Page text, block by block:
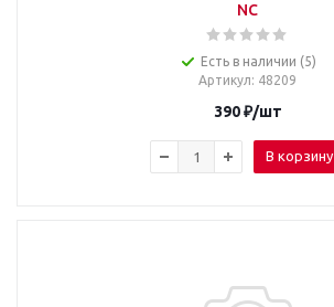
NC
Есть в наличии (5)
Артикул: 48209
390₽/шт
В корзину